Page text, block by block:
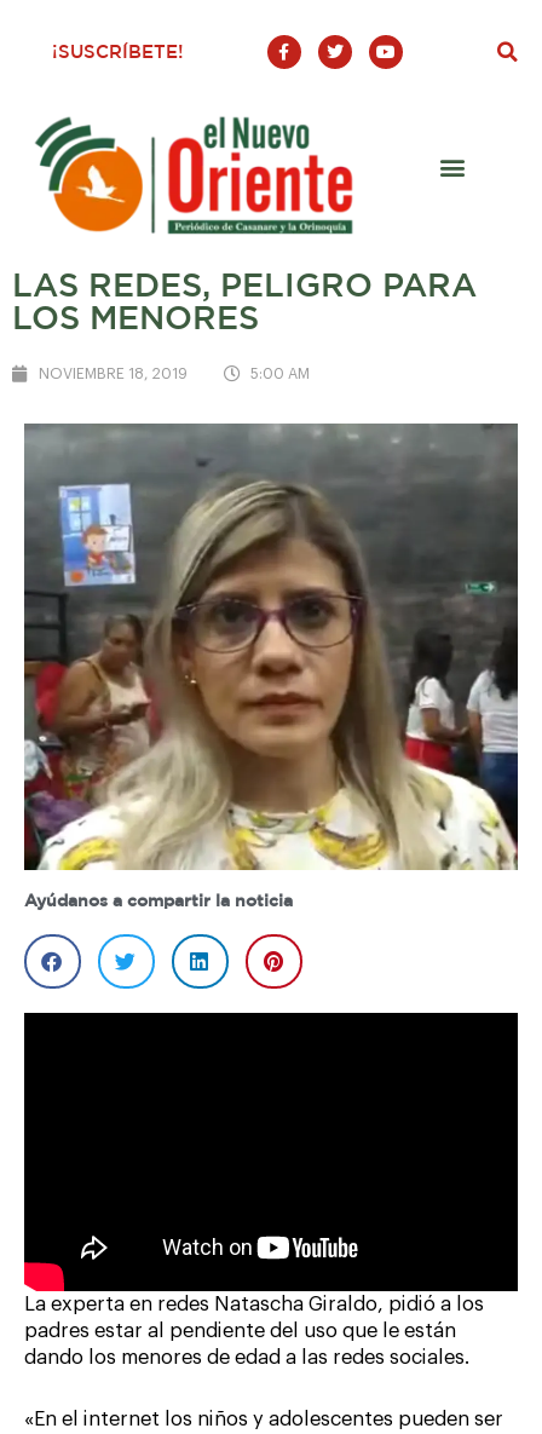
¡SUSCRÍBETE!
F
a
c
o
o
-
T
w
i
Y
o
u
LAS REDES, PELIGRO PARA
LOS MENORES
NOVIEMBRE 18, 2019 5:00 AM
Ayúdanos a compartir la noticia
La experta en redes Natascha Giraldo, pidió a los
padres estar al pendiente del uso que le están
dando los menores de edad a las redes sociales.
«En el internet los niños y adolescentes pueden ser